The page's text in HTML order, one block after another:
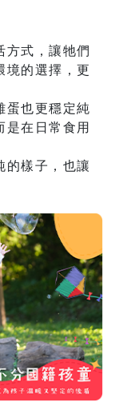
方式，讓牠們
境的選擇，更
蛋也更穩定純
是在日常食用
的樣子，也讓